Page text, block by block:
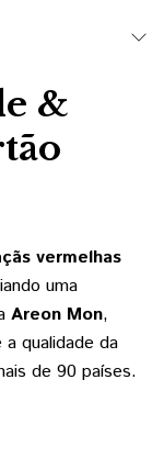
&
vermelhas
uma
Areon Mon,
qualidade da
de 90 países.